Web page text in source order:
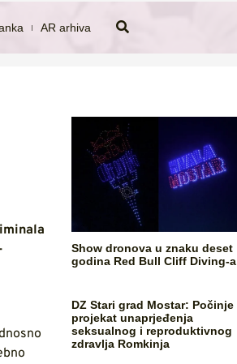
AR arhiva
Show dronova u znaku deset
godina Red Bull Cliff Diving-a
DZ Stari grad Mostar: Počinje
projekat unaprjeđenja
seksualnog i reproduktivnog
zdravlja Romkinja